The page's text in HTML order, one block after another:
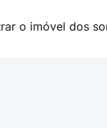
o imóvel dos